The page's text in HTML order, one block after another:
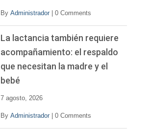
By Administrador 0 Comments
La lactancia también requiere
acompañamiento: el respaldo
que necesitan la madre y el
bebé
7 agosto, 2026
By Administrador 0 Comments